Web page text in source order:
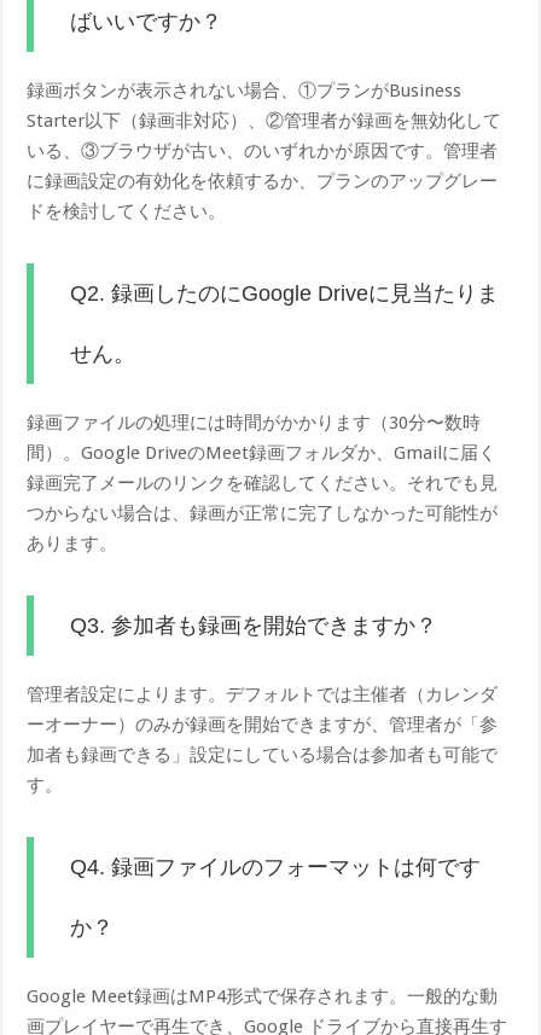
ばいいですか？
録画ボタンが表示されない場合、①プランがBusiness
Starter以下（録画非対応）、②管理者が録画を無効化して
いる、③ブラウザが古い、のいずれかが原因です。管理者
に録画設定の有効化を依頼するか、プランのアップグレー
ドを検討してください。
Q2. 録画したのにGoogle Driveに見当たりま
せん。
録画ファイルの処理には時間がかかります（30分〜数時
間）。Google DriveのMeet録画フォルダか、Gmailに届く
録画完了メールのリンクを確認してください。それでも見
つからない場合は、録画が正常に完了しなかった可能性が
あります。
Q3. 参加者も録画を開始できますか？
管理者設定によります。デフォルトでは主催者（カレンダ
ーオーナー）のみが録画を開始できますが、管理者が「参
加者も録画できる」設定にしている場合は参加者も可能で
す。
Q4. 録画ファイルのフォーマットは何です
か？
Google Meet録画はMP4形式で保存されます。一般的な動
画プレイヤーで再生でき、Google ドライブから直接再生す